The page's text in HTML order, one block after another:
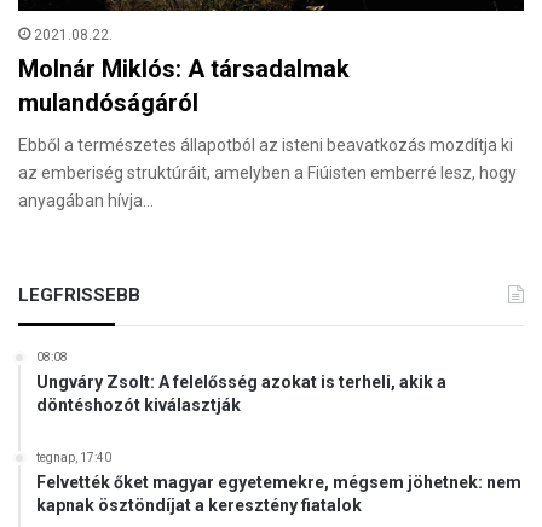
2021.08.22.
Molnár Miklós: A társadalmak
mulandóságáról
Ebből a természetes állapotból az isteni beavatkozás mozdítja ki
az emberiség struktúráit, amelyben a Fiúisten emberré lesz, hogy
anyagában hívja…
LEGFRISSEBB
08:08
Ungváry Zsolt: A felelősség azokat is terheli, akik a
döntéshozót kiválasztják
tegnap, 17:40
Felvették őket magyar egyetemekre, mégsem jöhetnek: nem
kapnak ösztöndíjat a keresztény fiatalok